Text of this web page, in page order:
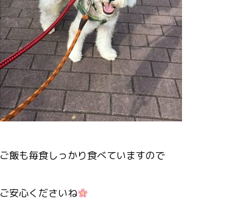
ご飯も毎食しっかり食べていますので
ご安心くださいね